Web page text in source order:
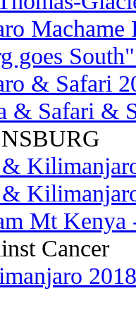
Machame
goes
& Safari
& Safari &
Mt
Cancer
2018